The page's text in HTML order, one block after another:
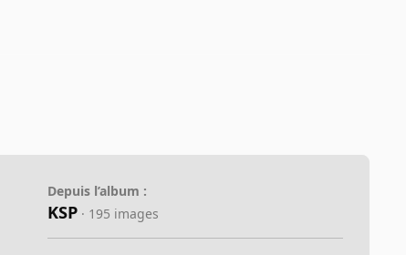
Depuis l’album :
KSP · 195 images